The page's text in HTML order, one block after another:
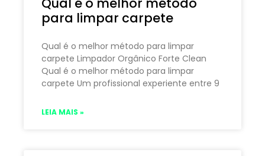
para limpar carpete
Qual é o melhor método para limpar
carpete Limpador Orgânico Forte Clean
Qual é o melhor método para limpar
carpete Um profissional experiente entre 9
LEIA MAIS »